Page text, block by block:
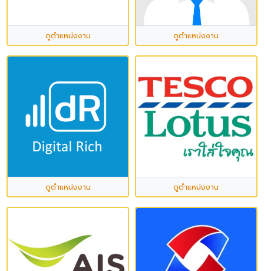
ดูตำแหน่งงาน ดูตำแหน่งงาน
ดูตำแหน่งงาน ดูตำแหน่งงาน